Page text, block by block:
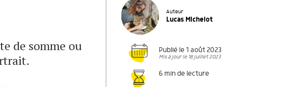
de somme ou
Auteur
Lucas Michelot
Publié le 1 août 2023
Mis à jour le 18 juillet 2023
6 min de lecture